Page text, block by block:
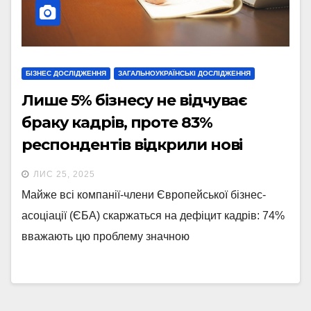
БІЗНЕС ДОСЛІДЖЕННЯ ЗАГАЛЬНОУКРАЇНСЬКІ ДОСЛІДЖЕННЯ
Лише 5% бізнесу не відчуває
браку кадрів, проте 83%
респондентів відкрили нові
вакансії у 2025р. – опитування
ЄБА
ЛИС 25, 2025
Майже всі компанії-члени Європейської бізнес-
асоціації (ЄБА) скаржаться на дефіцит кадрів: 74%
вважають цю проблему значною